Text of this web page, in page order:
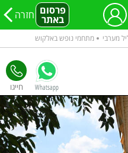
פרסום
באתר חזרה
מערבי מתחמי נופש באלקוש
Whatsapp